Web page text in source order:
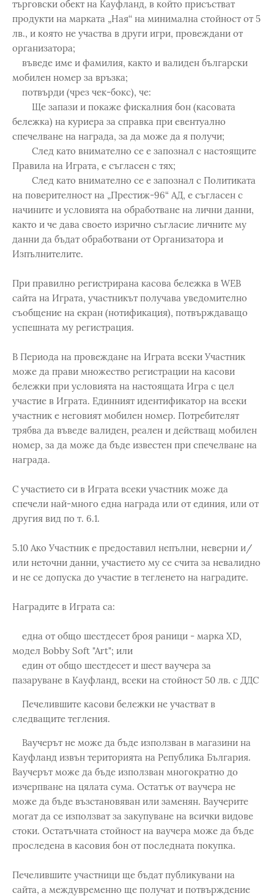
търговски обект на Кауфланд, в който присъстват
продукти на марката „Ная‘‘ на минимална стойност от 5
лв., и която не участва в други игри, провеждани от
организатора;
въведе име и фамилия, както и валиден български
мобилен номер за връзка;
потвърди (чрез чек-бокс), че:
Ще запази и покаже фискалния бон (касовата
бележка) на куриера за справка при евентуално
спечелване на награда, за да може да я получи;
След като внимателно се е запознал с настоящите
Правила на Играта, е съгласен с тях;
След като внимателно се е запознал с Политиката
на поверителност на „Престиж-96“ АД, е съгласен с
начините и условията на обработване на лични данни,
както и че дава своето изрично съгласие личните му
данни да бъдат обработвани от Организатора и
Изпълнителите.
При правилно регистрирана касова бележка в WEB
сайта на Играта, участникът получава уведомително
съобщение на екран (нотификация), потвърждаващо
успешната му регистрация.
В Периода на провеждане на Играта всеки Участник
може да прави множество регистрации на касови
бележки при условията на настоящата Игра с цел
участие в Играта. Единният идентификатор на всеки
участник е неговият мобилен номер. Потребителят
трябва да въведе валиден, реален и действащ мобилен
номер, за да може да бъде известен при спечелване на
награда.
С участието си в Играта всеки участник може да
спечели най-много една награда или от единия, или от
другия вид по т. 6.1.
5.10 Ако Участник е предоставил непълни, неверни и/
или неточни данни, участието му се счита за невалидно
и не се допуска до участие в тегленето на наградите.
Наградите в Играта са:
една от общо шестдесет броя раници - марка XD,
модел Bobby Soft "Art"; или
един от общо шестдесет и шест ваучера за
пазаруване в Кауфланд, всеки на стойност 50 лв. с ДДС
Печелившите касови бележки не участват в
следващите тегления.
Ваучерът не може да бъде използван в магазини на
Кауфланд извън територията на Република България.
Ваучерът може да бъде използван многократно до
изчерпване на цялата сума. Остатък от ваучера не
може да бъде възстановяван или заменян. Ваучерите
могат да се използват за закупуване на всички видове
стоки. Остатъчната стойност на ваучера може да бъде
проследена в касовия бон от последната покупка.
Печелившите участници ще бъдат публикувани на
сайта, а междувременно ще получат и потвърждение